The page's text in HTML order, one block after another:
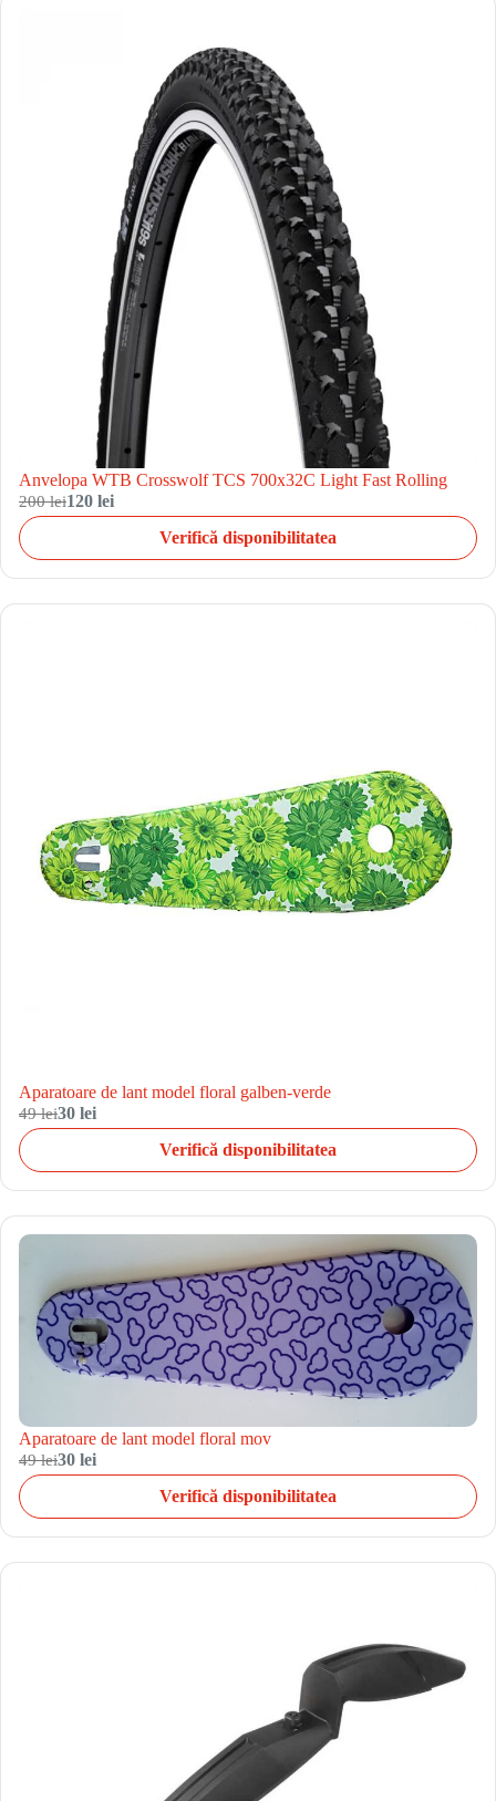
Anvelopa WTB Crosswolf TCS 700x32C Light Fast Rolling
200 lei120 lei
Verifică disponibilitatea
Aparatoare de lant model floral galben-verde
49 lei30 lei
Verifică disponibilitatea
Aparatoare de lant model floral mov
49 lei30 lei
Verifică disponibilitatea